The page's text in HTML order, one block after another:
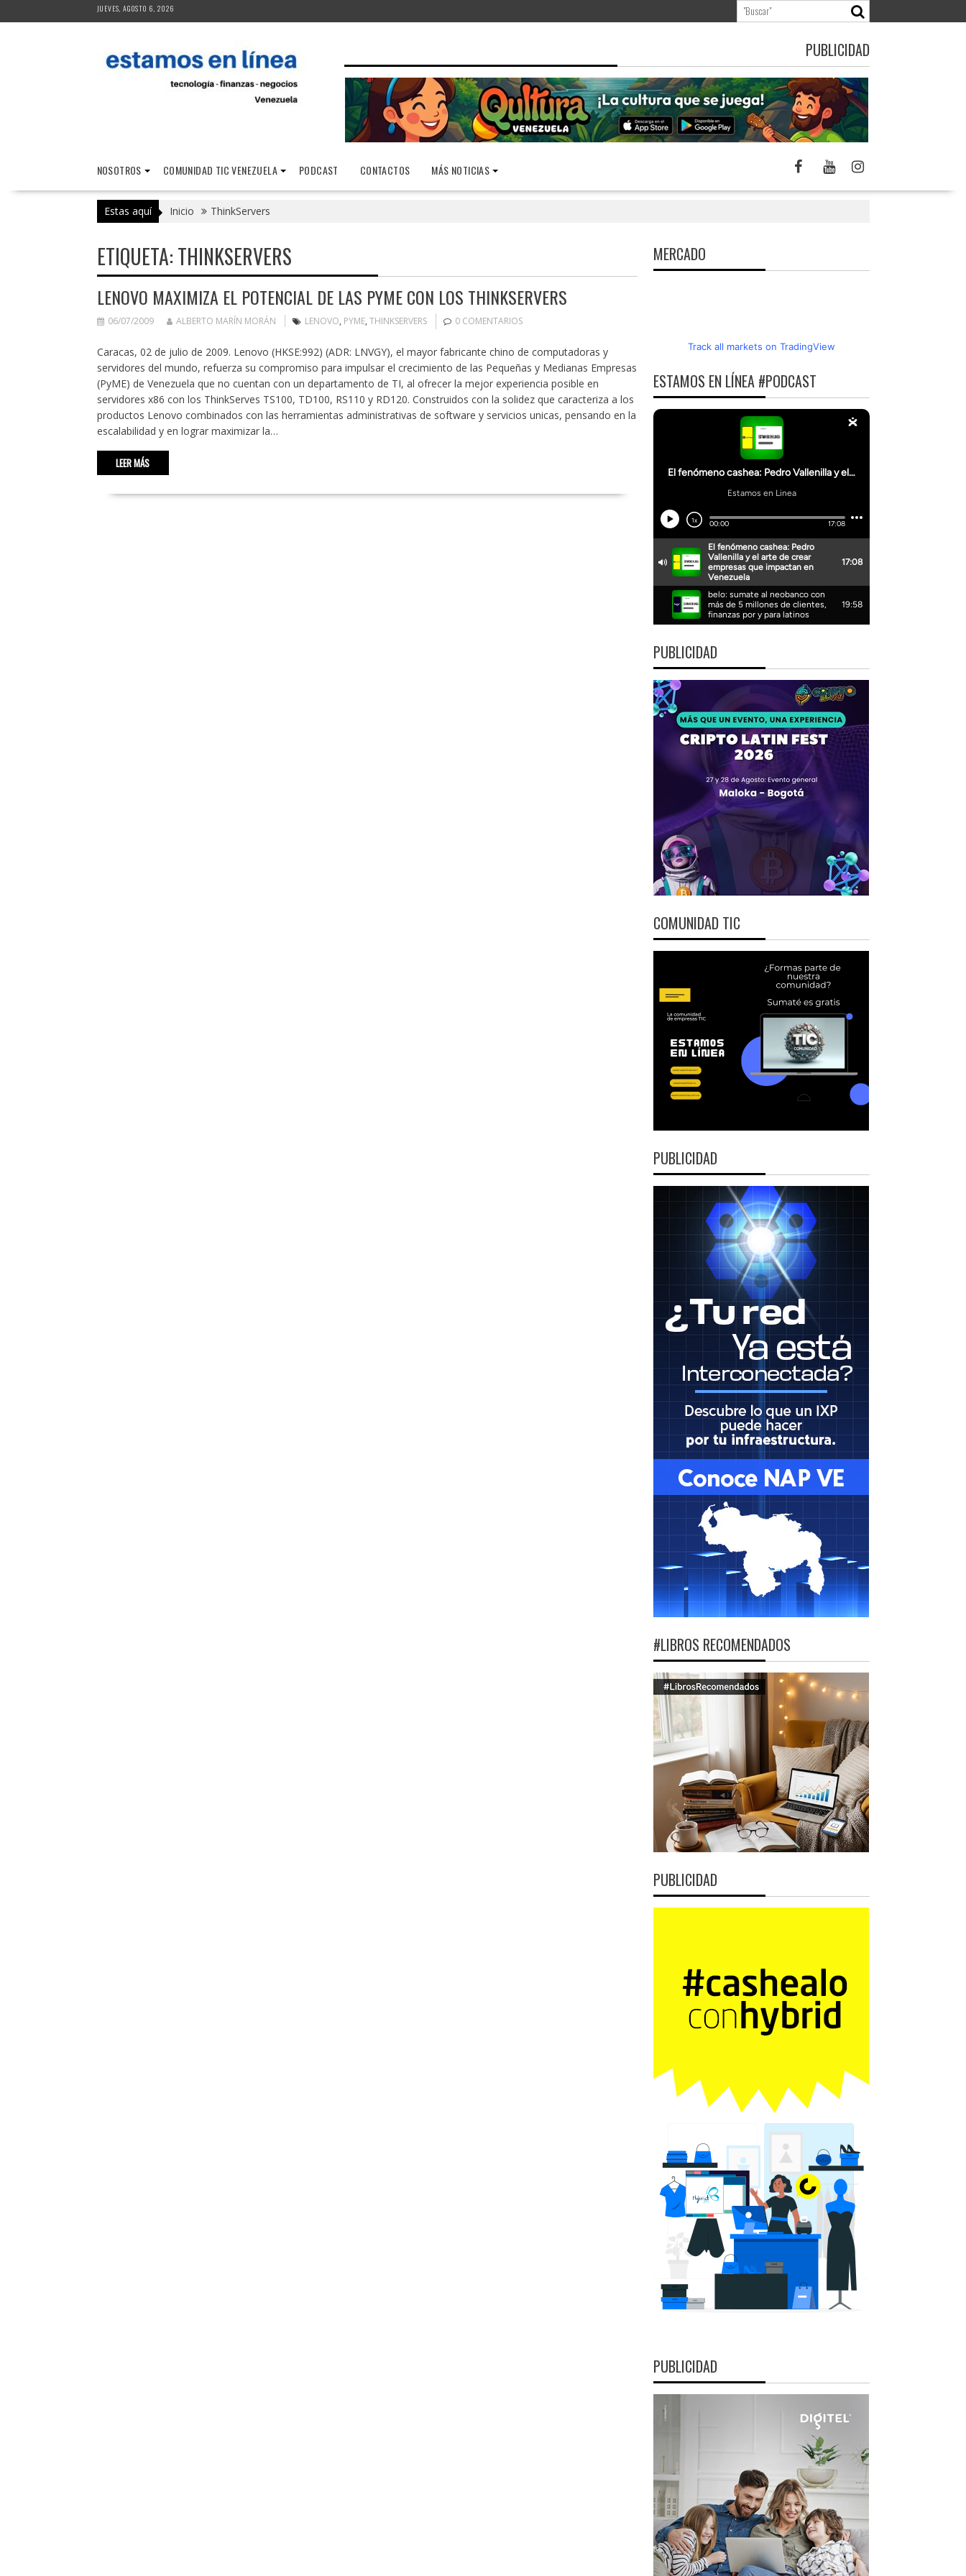
al
JUEVES, AGOSTO 6, 2026
PUBLICIDAD
NOSOTROS COMUNIDAD TIC VENEZUELA PODCAST CONTACTOS MÁS NOTICIAS
Estas aquí Inicio ThinkServers
ETIQUETA:THINKSERVERS
LENOVO MAXIMIZA EL POTENCIAL DE LAS PYME CON LOS THINKSERVERS
06/07/2009 ALBERTO MARÍN MORÁN LENOVO, PYME, THINKSERVERS 0 COMENTARIOS
Caracas, 02 de julio de 2009. Lenovo (HKSE:992) (ADR: LNVGY), el mayor fabricante chino de computadoras y
servidores del mundo, refuerza su compromiso para impulsar el crecimiento de las Pequeñas y Medianas Empresas
(PyME) de Venezuela que no cuentan con un departamento de TI, al ofrecer la mejor experiencia posible en
servidores x86 con los ThinkServes TS100, TD100, RS110 y RD120. Construidos con la solidez que caracteriza a los
productos Lenovo combinados con las herramientas administrativas de software y servicios unicas, pensando en la
escalabilidad y en lograr maximizar la…
LEER MÁS
MERCADO
Track all markets on TradingView
ESTAMOS EN LÍNEA #PODCAST
PUBLICIDAD
COMUNIDAD TIC
PUBLICIDAD
#LIBROS RECOMENDADOS
PUBLICIDAD
PUBLICIDAD